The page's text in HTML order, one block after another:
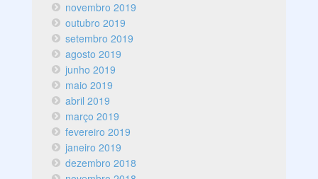
novembro 2019
outubro 2019
setembro 2019
agosto 2019
junho 2019
maio 2019
abril 2019
março 2019
fevereiro 2019
janeiro 2019
dezembro 2018